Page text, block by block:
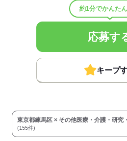
◆食事補助
■その他手当：
送迎業務兼務 時給 1,450円
▼給与詳細
処遇改善手当：200円/時
寸志あり：年2回（6月・12月）
※業績による
約1分でかんた
応募す
キープ
東京都練馬区 × その他医療・介護・研究
(155件)